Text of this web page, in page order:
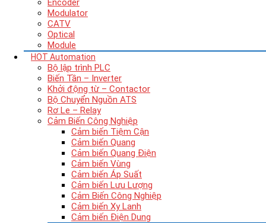
Encoder
Modulator
CATV
Optical
Module
HOT Automation
Bộ lập trình PLC
Biến Tần – Inverter
Khởi động từ – Contactor
Bộ Chuyển Nguồn ATS
Rơ Le – Relay
Cảm Biến Công Nghiệp
Cảm biến Tiệm Cận
Cảm biến Quang
Cảm biến Quang Điện
Cảm biến Vùng
Cảm biến Áp Suất
Cảm biến Lưu Lượng
Cảm Biến Công Nghiệp
Cảm biến Xy Lanh
Cảm biến Điện Dung